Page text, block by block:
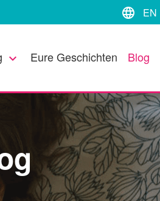
language EN
keyboard_arrow_down Eure Geschichten Blog